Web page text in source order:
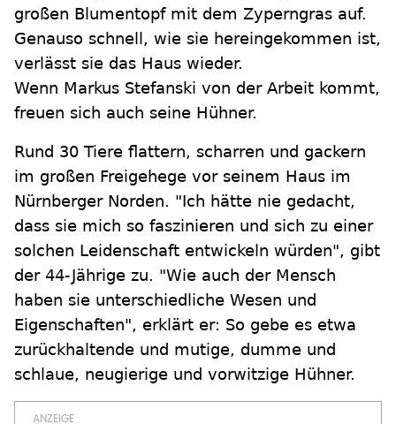
großen Blumentopf mit dem Zyperngras auf.
Genauso schnell, wie sie hereingekommen ist,
verlässt sie das Haus wieder.
Wenn Markus Stefanski von der Arbeit kommt,
freuen sich auch seine Hühner.
Rund 30 Tiere flattern, scharren und gackern
im großen Freigehege vor seinem Haus im
Nürnberger Norden. "Ich hätte nie gedacht,
dass sie mich so faszinieren und sich zu einer
solchen Leidenschaft entwickeln würden", gibt
der 44-Jährige zu. "Wie auch der Mensch
haben sie unterschiedliche Wesen und
Eigenschaften", erklärt er: So gebe es etwa
zurückhaltende und mutige, dumme und
schlaue, neugierige und vorwitzige Hühner.